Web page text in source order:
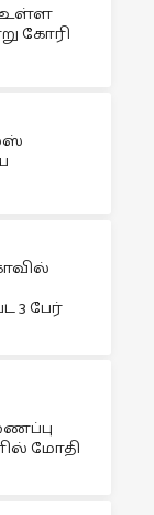
உள்ள
கோரி
3 பேர்
மோதி